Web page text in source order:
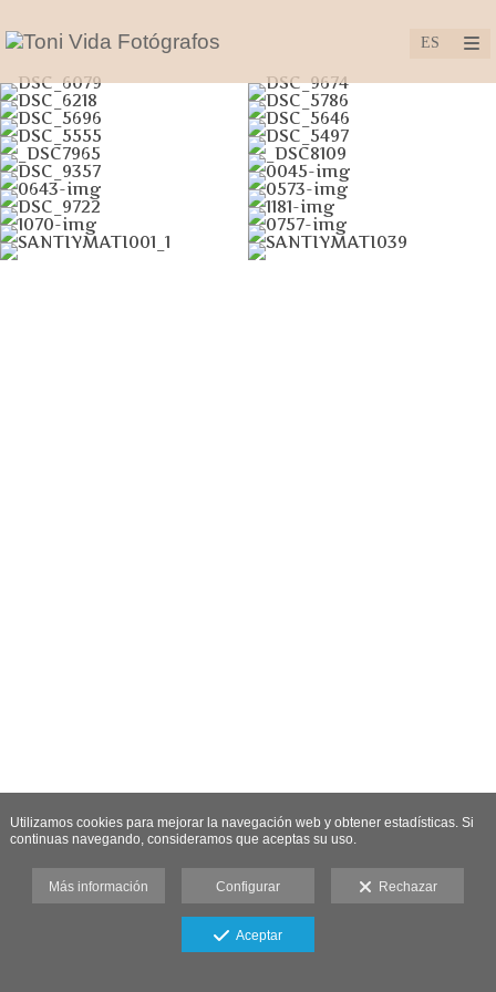
Utilizamos cookies para mejorar la navegación web y obtener estadísticas. Si
continuas navegando, consideramos que aceptas su uso.
Más información Configurar Rechazar
Aceptar